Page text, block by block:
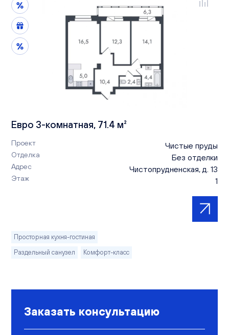
Евро 3-комнатная, 71.4 м²
Проект Чистые пруды
Отделка Без отделки
Адрес Чистопрудненская, д. 13
Этаж 1
Просторная кухня-гостиная
Раздельный санузел
Комфорт-класс
Заказать консультацию